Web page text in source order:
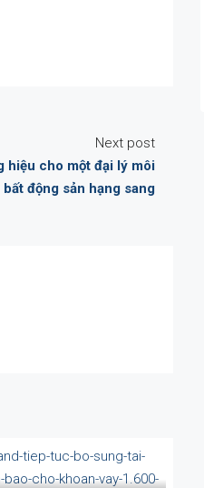
Next post
hiệu cho một đại lý môi
bất động sản hạng sang